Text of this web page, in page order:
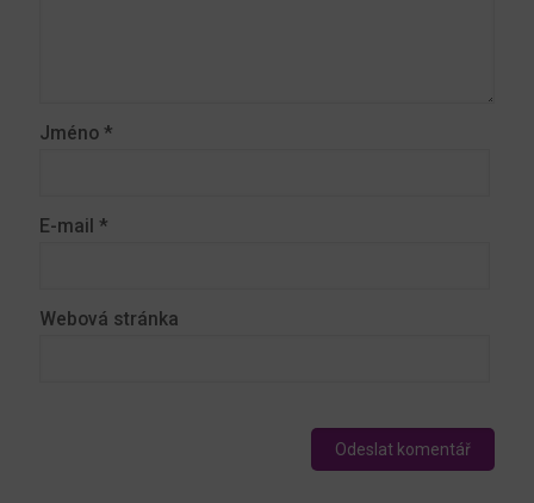
Jméno *
E-mail *
Webová stránka